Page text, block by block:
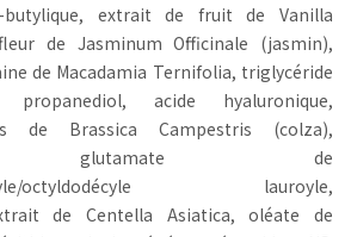
extrait de fruit de Vanilla
de Jasminum Officinale (jasmin),
de Macadamia Ternifolia, triglycéride
propanediol, acide hyaluronique,
de Brassica Campestris (colza),
glutamate de
octyldodécyle lauroyle,
de Centella Asiatica, oléate de